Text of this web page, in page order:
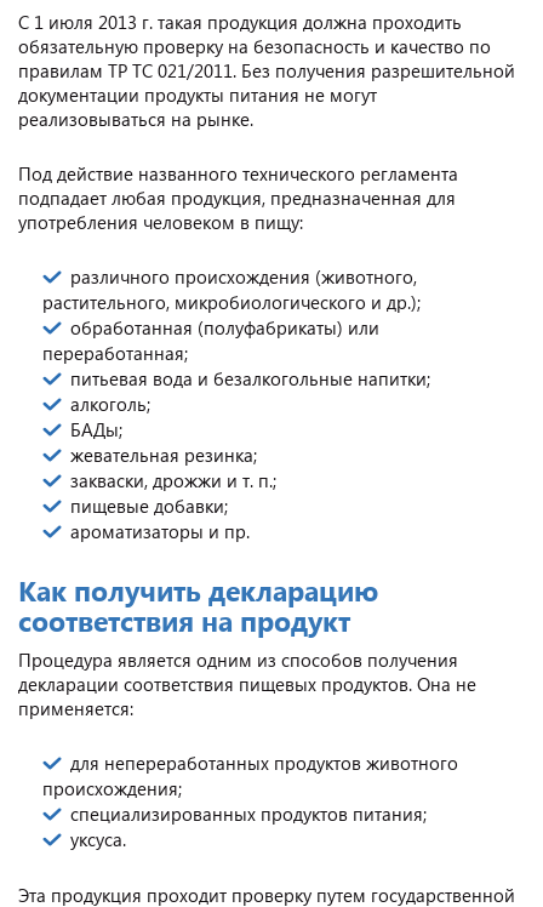
С 1 июля 2013 г. такая продукция должна проходить
обязательную проверку на безопасность и качество по
правилам ТР ТС 021/2011. Без получения разрешительной
документации продукты питания не могут
реализовываться на рынке.
Под действие названного технического регламента
подпадает любая продукция, предназначенная для
употребления человеком в пищу:
различного происхождения (животного,
растительного, микробиологического и др.);
обработанная (полуфабрикаты) или
переработанная;
питьевая вода и безалкогольные напитки;
алкоголь;
БАДы;
жевательная резинка;
закваски, дрожжи и т. п.;
пищевые добавки;
ароматизаторы и пр.
Как получить декларацию
соответствия на продукт
Процедура является одним из способов получения
декларации соответствия пищевых продуктов. Она не
применяется:
для непереработанных продуктов животного
происхождения;
специализированных продуктов питания;
уксуса.
Эта продукция проходит проверку путем государственной